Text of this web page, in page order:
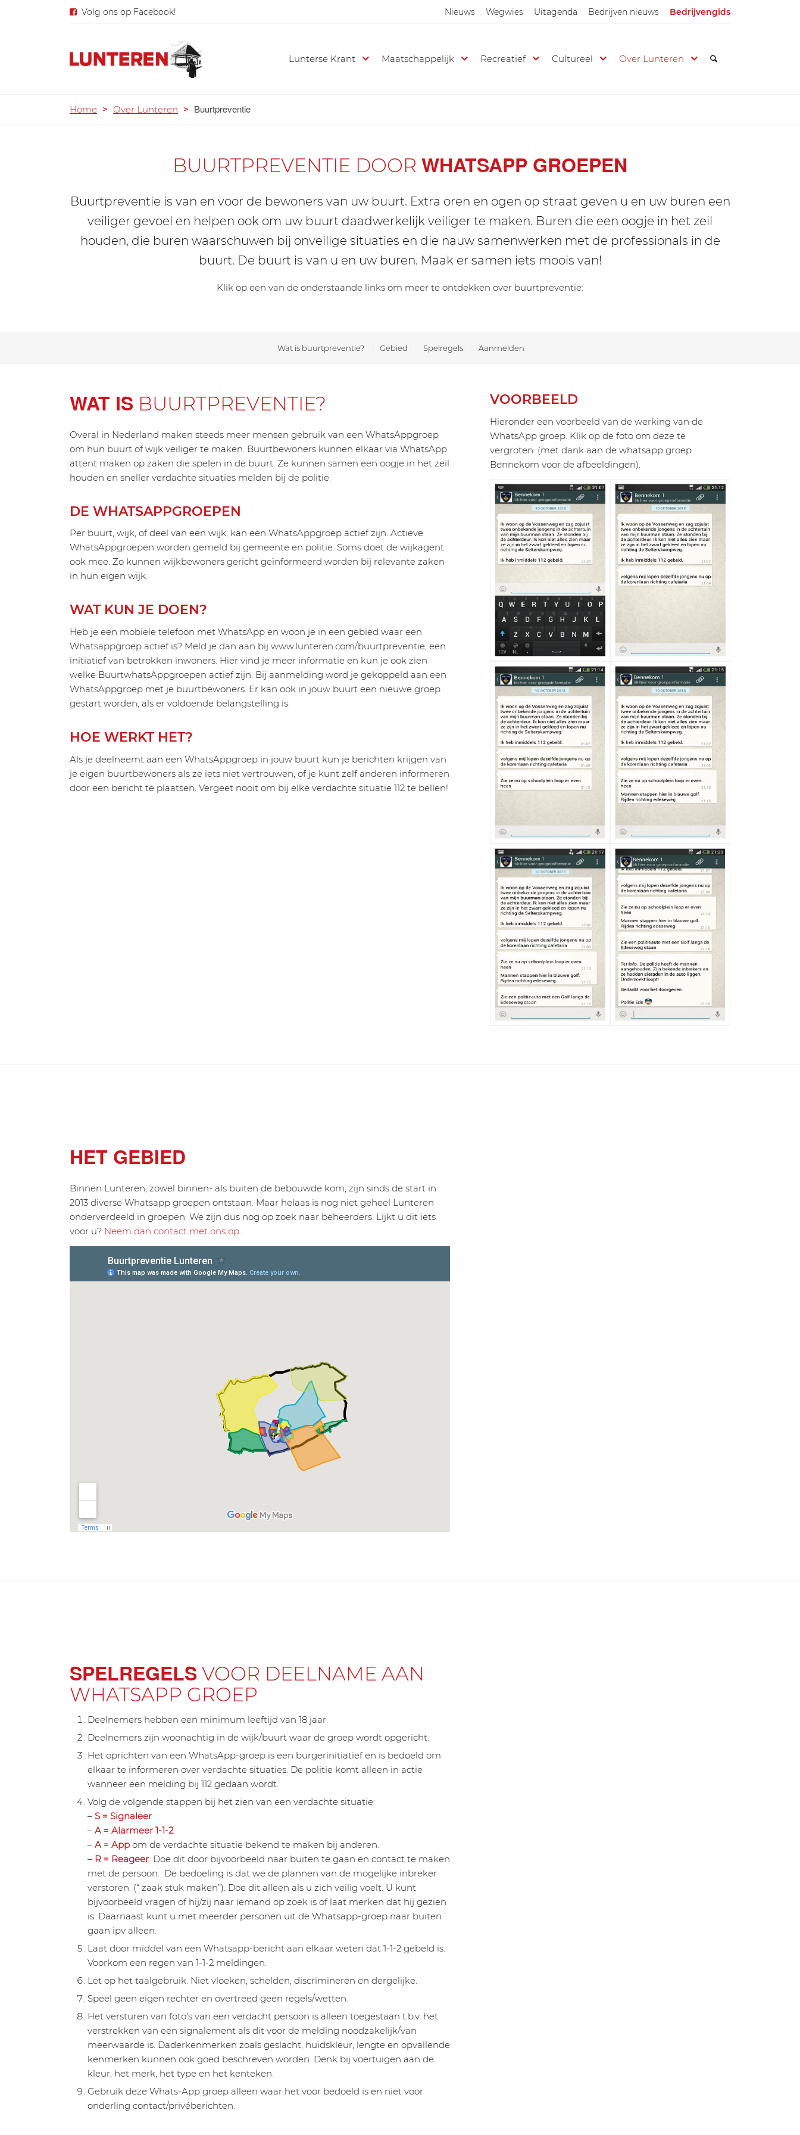
Nieuws Wegwies Uitagenda Bedrijven nieuws Bedrijvengids
Volg ons op Facebook!
Lunterse Krant Maatschappelijk Recreatief Cultureel Over Lunteren
Home > Over Lunteren > Buurtpreventie
BUURTPREVENTIE DOOR WHATSAPP GROEPEN
Buurtpreventie is van en voor de bewoners van uw buurt. Extra oren en ogen op straat geven u en uw buren een
veiliger gevoel en helpen ook om uw buurt daadwerkelijk veiliger te maken. Buren die een oogje in het zeil
houden, die buren waarschuwen bij onveilige situaties en die nauw samenwerken met de professionals in de
buurt. De buurt is van u en uw buren. Maak er samen iets moois van!
Klik op een van de onderstaande links om meer te ontdekken over buurtpreventie:
Wat is buurtpreventie? Gebied Spelregels Aanmelden
WAT IS BUURTPREVENTIE?
Overal in Nederland maken steeds meer mensen gebruik van een WhatsAppgroep
om hun buurt of wijk veiliger te maken. Buurtbewoners kunnen elkaar via WhatsApp
attent maken op zaken die spelen in de buurt. Ze kunnen samen een oogje in het zeil
houden en sneller verdachte situaties melden bij de politie.
DE WHATSAPPGROEPEN
Per buurt, wijk, of deel van een wijk, kan een WhatsAppgroep actief zijn. Actieve
WhatsAppgroepen worden gemeld bij gemeente en politie. Soms doet de wijkagent
ook mee. Zo kunnen wijkbewoners gericht geïnformeerd worden bij relevante zaken
in hun eigen wijk.
WAT KUN JE DOEN?
Heb je een mobiele telefoon met WhatsApp en woon je in een gebied waar een
Whatsappgroep actief is? Meld je dan aan bij www.lunteren.com/buurtpreventie, een
initiatief van betrokken inwoners. Hier vind je meer informatie en kun je ook zien
welke BuurtwhatsAppgroepen actief zijn. Bij aanmelding word je gekoppeld aan een
WhatsAppgroep met je buurtbewoners. Er kan ook in jouw buurt een nieuwe groep
gestart worden, als er voldoende belangstelling is.
HOE WERKT HET?
Als je deelneemt aan een WhatsAppgroep in jouw buurt kun je berichten krijgen van
je eigen buurtbewoners als ze iets niet vertrouwen, of je kunt zelf anderen informeren
door een bericht te plaatsen. Vergeet nooit om bij elke verdachte situatie 112 te bellen!
VOORBEELD
Hieronder een voorbeeld van de werking van de
WhatsApp groep. Klik op de foto om deze te
vergroten. (met dank aan de whatsapp groep
Bennekom voor de afbeeldingen).
HET GEBIED
Binnen Lunteren, zowel binnen- als buiten de bebouwde kom, zijn sinds de start in
2013 diverse Whatsapp groepen ontstaan. Maar helaas is nog niet geheel Lunteren
onderverdeeld in groepen. We zijn dus nog op zoek naar beheerders. Lijkt u dit iets
voor u? Neem dan contact met ons op.
SPELREGELS VOOR DEELNAME AAN
WHATSAPP GROEP
Deelnemers hebben een minimum leeftijd van 18 jaar.
Deelnemers zijn woonachtig in de wijk/buurt waar de groep wordt opgericht.
Het oprichten van een WhatsApp-groep is een burgerinitiatief en is bedoeld om
elkaar te informeren over verdachte situaties. De politie komt alleen in actie
wanneer een melding bij 112 gedaan wordt.
Volg de volgende stappen bij het zien van een verdachte situatie:
– S = Signaleer
– A = Alarmeer 1-1-2
– A = App om de verdachte situatie bekend te maken bij anderen.
– R = Reageer. Doe dit door bijvoorbeeld naar buiten te gaan en contact te maken
met de persoon. De bedoeling is dat we de plannen van de mogelijke inbreker
verstoren. (“ zaak stuk maken”). Doe dit alleen als u zich veilig voelt. U kunt
bijvoorbeeld vragen of hij/zij naar iemand op zoek is of laat merken dat hij gezien
is. Daarnaast kunt u met meerder personen uit de Whatsapp-groep naar buiten
gaan ipv alleen.
Laat door middel van een Whatsapp-bericht aan elkaar weten dat 1-1-2 gebeld is.
Voorkom een regen van 1-1-2 meldingen.
Let op het taalgebruik. Niet vloeken, schelden, discrimineren en dergelijke.
Speel geen eigen rechter en overtreed geen regels/wetten.
Het versturen van foto’s van een verdacht persoon is alleen toegestaan t.b.v. het
verstrekken van een signalement als dit voor de melding noodzakelijk/van
meerwaarde is. Daderkenmerken zoals geslacht, huidskleur, lengte en opvallende
kenmerken kunnen ook goed beschreven worden. Denk bij voertuigen aan de
kleur, het merk, het type en het kenteken.
Gebruik deze Whats-App groep alleen waar het voor bedoeld is en niet voor
onderling contact/privéberichten.